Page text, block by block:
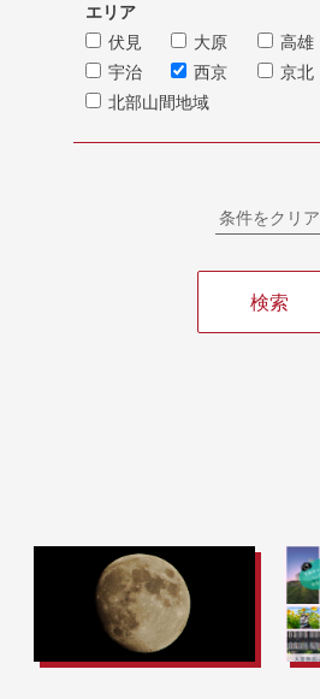
エリア
伏見
大原 高雄
宇治
西京 京北
北部山間地域
条件をクリア